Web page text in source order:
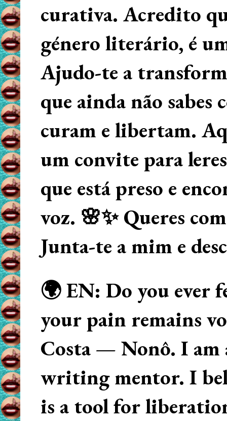
curativa. Acredito
género literário, é
Ajudo-te a
que ainda não
curam e libertam.
um convite para
que está preso e
voz. 🌸✨ Queres
Junta-te a mim e
🌍 EN: Do you ever
your pain remains
Costa — Nonô. I am
writing mentor. I
is a tool for